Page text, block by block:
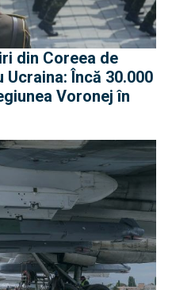
din Coreea de
Încă 30.000
Voronej în